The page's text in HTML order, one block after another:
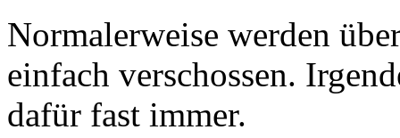
Normalerweise werden
einfach verschossen.
dafür fast immer.